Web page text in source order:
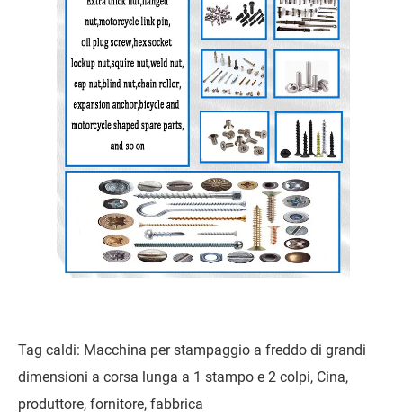
Tag caldi: Macchina per stampaggio a freddo di grandi
dimensioni a corsa lunga a 1 stampo e 2 colpi, Cina,
produttore, fornitore, fabbrica